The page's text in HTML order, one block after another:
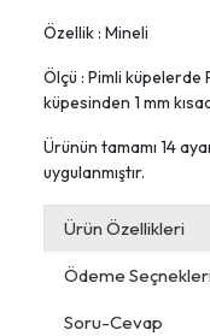
Özellik : Mineli
Ölçü : Pimli küpelerde
küpesinden 1 mm
Ürünün tamamı 14
uygulanmıştır.
Ürün Özellikleri
Ödeme Seçnekleri
Soru-Cevap